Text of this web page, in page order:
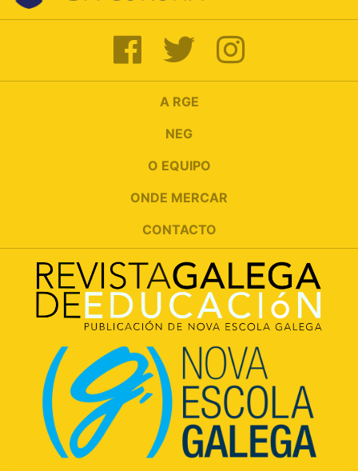
A RGE
NEG
O EQUIPO
ONDE MERCAR
CONTACTO